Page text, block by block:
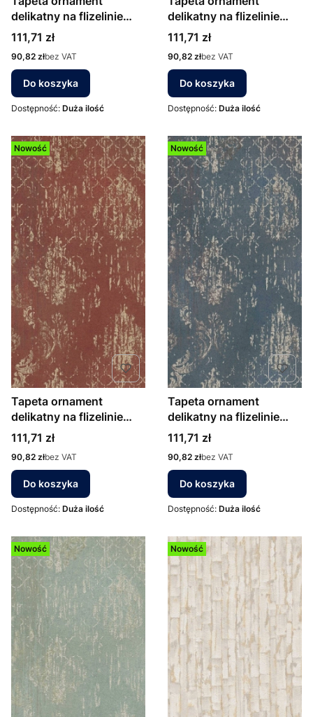
delikatny na flizelinie
78672-1 AS Creation
szary srebrny
Cena
111,71 zł
Cena
90,82 złbez VAT
Do koszyka
Dostępność: Duża ilość
delikatny na flizelinie
78672-2 AS Creation
beżowy złoty
Cena
111,71 zł
Cena
90,82 złbez VAT
Do koszyka
Dostępność: Duża ilość
Nowość
Tapeta ornament
delikatny na flizelinie
78672-3 AS Creation
bordowo złoty
Cena
111,71 zł
Cena
90,82 złbez VAT
Do koszyka
Dostępność: Duża ilość
Nowość
Tapeta ornament
delikatny na flizelinie
78672-4 AS Creation
granatowo srebrny
Cena
111,71 zł
Cena
90,82 złbez VAT
Do koszyka
Dostępność: Duża ilość
Nowość Nowość